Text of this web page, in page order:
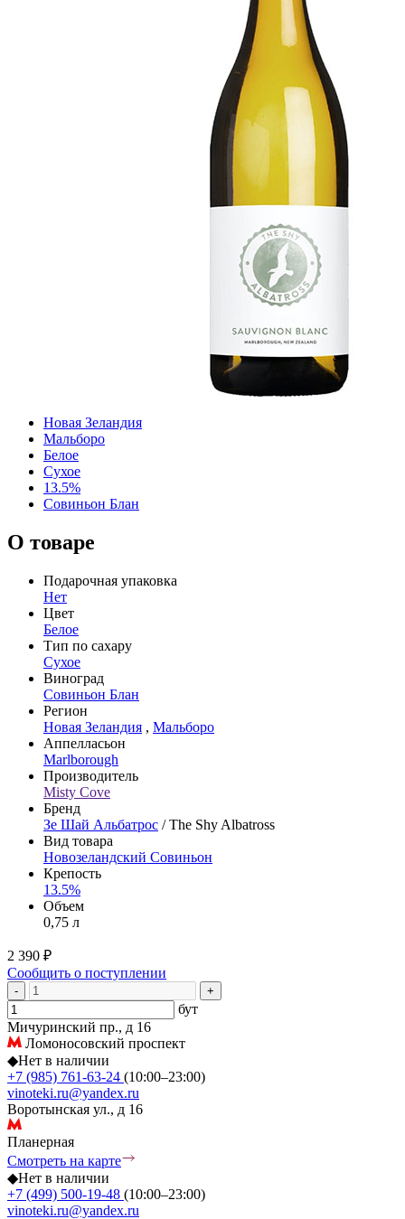
Новая Зеландия
Мальборо
Белое
Сухое
13.5%
Совиньон Блан
О товаре
Подарочная упаковка
Нет
Цвет
Белое
Тип по сахару
Сухое
Виноград
Совиньон Блан
Регион
Новая Зеландия , Мальборо
Аппелласьон
Marlborough
Производитель
Misty Cove
Бренд
Зе Шай Альбатрос / The Shy Albatross
Вид товара
Новозеландский Совиньон
Крепость
13.5%
Объем
0,75 л
2 390 ₽
Сообщить о поступлении
- +
бут
Мичуринский пр., д 16
Ломоносовский проспект
◆Нет в наличии
+7 (985) 761-63-24 (10:00–23:00)
vinoteki.ru@yandex.ru
Воротынская ул., д 16
Планерная
Смотреть на карте
◆Нет в наличии
+7 (499) 500-19-48 (10:00–23:00)
vinoteki.ru@yandex.ru